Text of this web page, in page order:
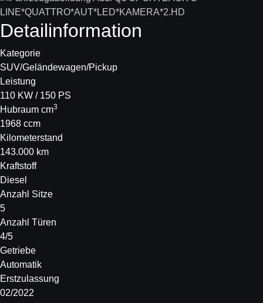
Detail­information
Kategorie
SUV/Geländewagen/Pickup
Leistung
110 KW / 150 PS
Hubraum cm3
1968 ccm
Kilometerstand
143.000 km
Kraftstoff
Diesel
Anzahl Sitze
5
Anzahl Türen
4/5
Getriebe
Automatik
Erstzulassung
02/2022